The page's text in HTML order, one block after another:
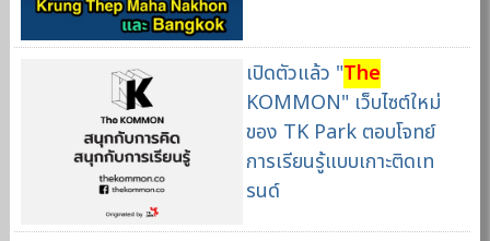
เปิดตัวแล้ว "The
KOMMON" เว็บไซต์ใหม่
ของ TK Park ตอบโจทย์
การเรียนรู้แบบเกาะติดเท
รนด์